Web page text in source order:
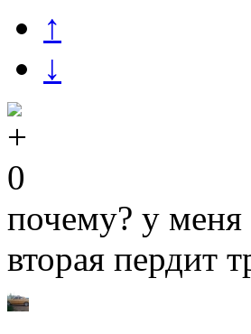
↑
↓
0
почему? у меня
вторая пердит